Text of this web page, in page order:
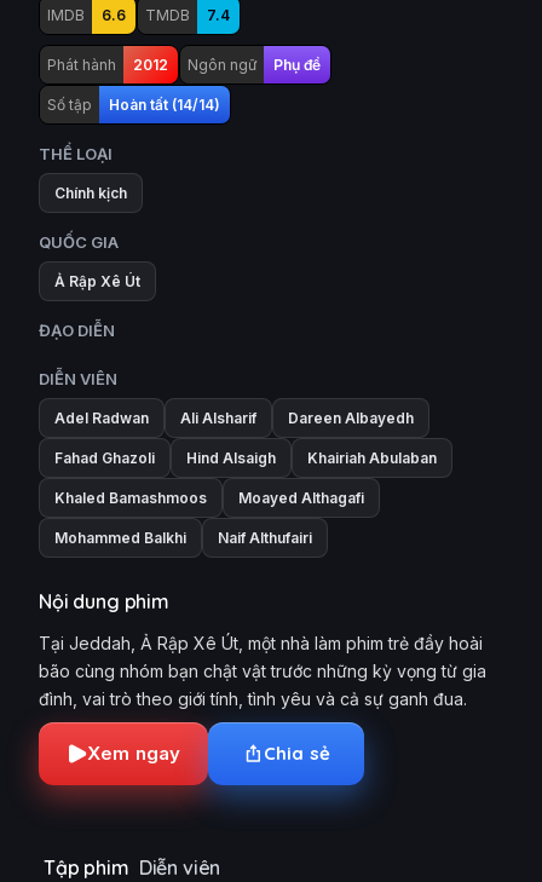
IMDB 6.6 TMDB 7.4
Phát hành 2012 Ngôn ngữ Phụ đề
Số tập Hoàn tất (14/14)
THỂ LOẠI
Chính kịch
QUỐC GIA
Ả Rập Xê Út
ĐẠO DIỄN
DIỄN VIÊN
Adel Radwan Ali Alsharif Dareen Albayedh
Fahad Ghazoli Hind Alsaigh Khairiah Abulaban
Khaled Bamashmoos Moayed Althagafi
Mohammed Balkhi Naif Althufairi
Nội dung phim
Tại Jeddah, Ả Rập Xê Út, một nhà làm phim trẻ đầy hoài
bão cùng nhóm bạn chật vật trước những kỳ vọng từ gia
đình, vai trò theo giới tính, tình yêu và cả sự ganh đua.
Xem ngay Chia sẻ
Tập phim Diễn viên